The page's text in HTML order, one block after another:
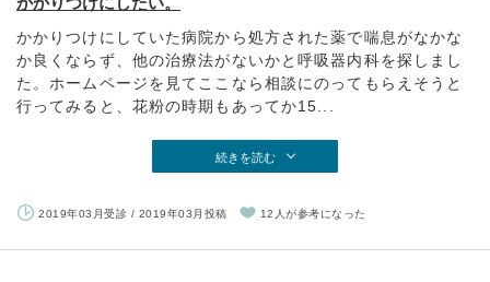
かかりつけにしていた病院から処方された薬で喘息がなかな
か良くならず、他の治療法がないかと呼吸器内科を探しまし
た。ホームページを見てここなら相談にのってもらえそうと
行ってみると、花粉の時期もあってか15...
続きを読む
2019年03月受診 / 2019年03月投稿 12人が参考になった